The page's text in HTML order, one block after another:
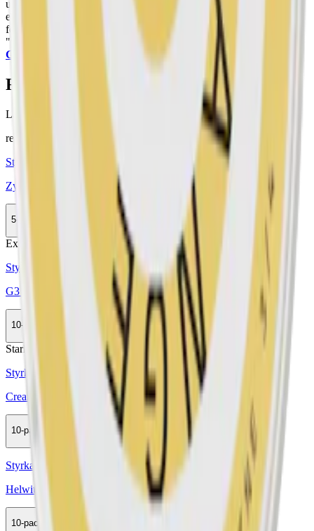
utvecklade den starka slimmade prillan. Med smaker som lakrits,
eukalyptus och bär samt styrkor från starkt till extra starkt snus
fortsätter G3 snus att utveckla det traditionella snuset. "G3" står för
"tredje generationens
General snus
" där generation 1 och 2 är
General Lös
General Portionssnus
Färskt snus
Läs mer om hur du förvarar G3 Extra Strong Slim här
relaterade produkter
Styrka Normal · Slim
Zyn Citrus Slim 3
5-pack
Extra Stark
Styrka Extra Stark · Superslim
G3 Strong Superslim White
10-pack
Stark
Styrka Stark · Slim
Cream Lemon Head X-Strong 4
10-pack
Styrka Normal · Slim
Helwit Orange 3
10-pack